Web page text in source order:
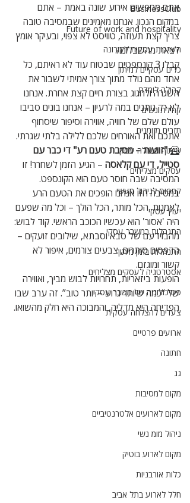
BusinessClub
Future of work and hospitality
הערכות עסקית לקורונה
כלים עסקיים למיתון
קהילה לומדת
קהילת נשים
תזרים מזומנים
שיתוף פעולה עסקי
עסקים מצליחים
קמפוס לניהול מעשי
יעוץ עסקי
התנהלות במשבר עסקי
התנהלות בזמן מיתון
אסטרטגיה לעסקים מצליחים
פסיכולוגיה של משבר עסקי
צעדים להצלחה עסקית
ארועים פרטיים
חתונה
גג
מקום למסיבות
מקום לארועים אלטרנטיביים
ניהול מומ נשי
מקום לארוע בוטיק
כלות אורבניות
חלל לארוע בתל אביב
אתם מחפשים אירוע שונה באמת – אתם
במקום הנכון. אנחנו מאמינים שבמסיבה טובה
צריך קצת תעוזה, טוויסט לא צפוי, ובעיקר אומץ
לצאת מהשבלונה.
קבלו 3 קונספטים שבטוח עוד לא ראיתם, כל
אחד מהם נולד מתוך צורך אמיתי לשבור את
השגרה ולחגוג בצורת חיים קצת אחרת. אנחנו
לא רק נותנים במה לרעיון – אנחנו בונים סביבו
עולם שלם של חוויה, אווירה וסיפור שיסחוף
אתכם ואת האורחים שלכם ללילה בלתי שגרתי.
🦸 "זוועות – מסיבת טעם רע" די כבר עם
סטייל, די עם קלאסה – הגיע הזמן לשחרר! זו
המסיבה שבה חוסר טעם הוא הקונספט.
במסיבה הזו אנחנו הופכים את הטעם הרע
לאמנות. הכל מותר, הכל הולך – וכל מה שפעם
היה 'אסור' הוא עכשיו הכוכב הראשי. קוד לבוש:
מהבוידעם של סבא וסבתא, שילובים זועקים –
הדפסים סותרים, צבעים צורמים, איפור לא
קשור ומוגזם.
הופעות ביזאריות, תחרויות לבוש מביך, ואווירה
של “כמה שיותר גרוע – יותר טוב”. זה ערב שבו
הפדיחה היא מדליה, והמבוכה היא חלק מהשואו.